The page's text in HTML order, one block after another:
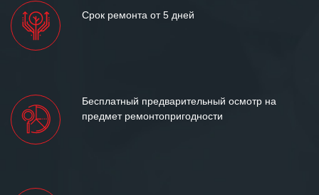
Срок ремонта от 5 дней
Бесплатный предварительный осмотр на
предмет ремонтопригодности